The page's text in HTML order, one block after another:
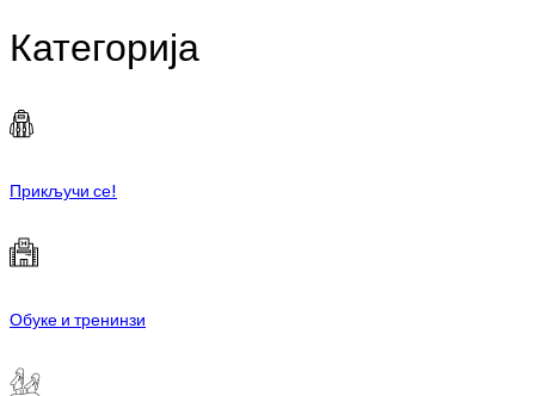
Категорија
Прикључи се!
Обуке и тренинзи